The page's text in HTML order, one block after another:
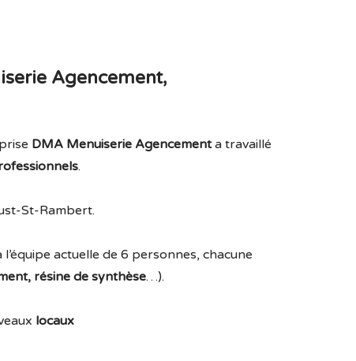
Agencement,
DMA Menuiserie Agencementa travaillé
.
St-Rambert.
actuelle de 6 personnes, chacune
résine de synthèse…).
locaux